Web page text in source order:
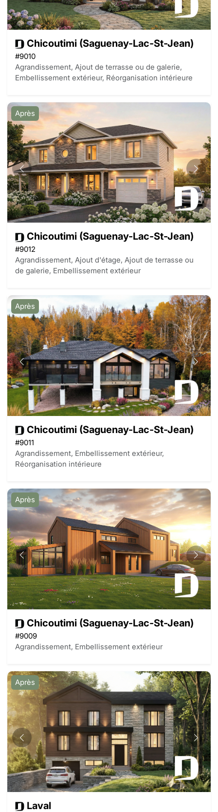
Chicoutimi (Saguenay-Lac-St-Jean)
#9010
Agrandissement, Ajout de terrasse ou de galerie,
Embellissement extérieur, Réorganisation intérieure
Après
Chicoutimi (Saguenay-Lac-St-Jean)
#9012
Agrandissement, Ajout d'étage, Ajout de terrasse ou
de galerie, Embellissement extérieur
Après
Chicoutimi (Saguenay-Lac-St-Jean)
#9011
Agrandissement, Embellissement extérieur,
Réorganisation intérieure
Après
Chicoutimi (Saguenay-Lac-St-Jean)
#9009
Agrandissement, Embellissement extérieur
Après
Laval